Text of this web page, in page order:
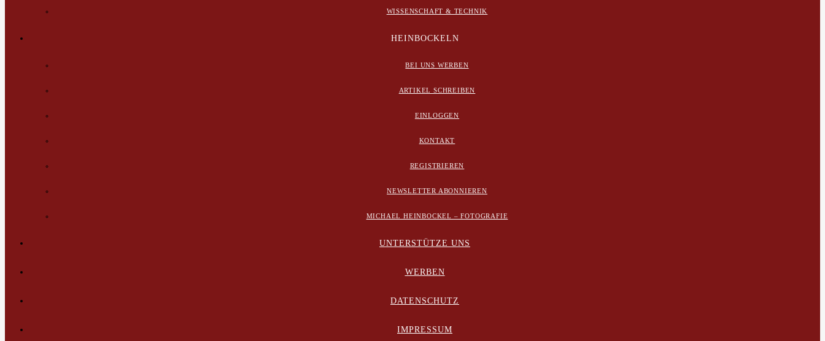
WISSENSCHAFT & TECHNIK
HEINBOCKELN
BEI UNS WERBEN
ARTIKEL SCHREIBEN
EINLOGGEN
KONTAKT
REGISTRIEREN
NEWSLETTER ABONNIEREN
MICHAEL HEINBOCKEL – FOTOGRAFIE
UNTERSTÜTZE UNS
WERBEN
DATENSCHUTZ
IMPRESSUM